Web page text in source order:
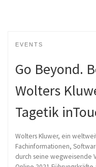
EVENTS
Go Beyond.
Wolters
Tagetik
Wolters Kluwer, ein
Fachinformationen,
durch seine wegweisende